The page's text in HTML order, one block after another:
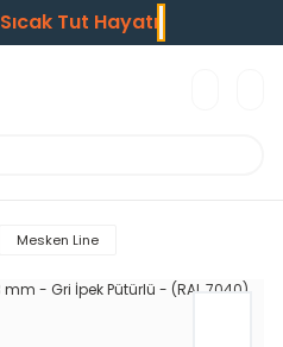
Sıcak Tut Hayatı
Mesken Line